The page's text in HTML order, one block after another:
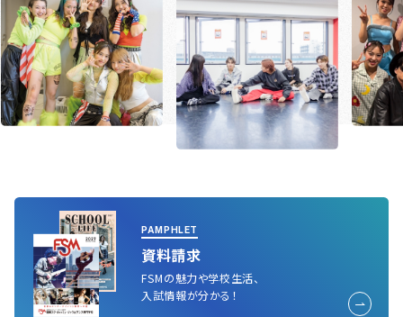
PAMPHLET
資料請求
FSMの魅力や学校生活、
入試情報が分かる！